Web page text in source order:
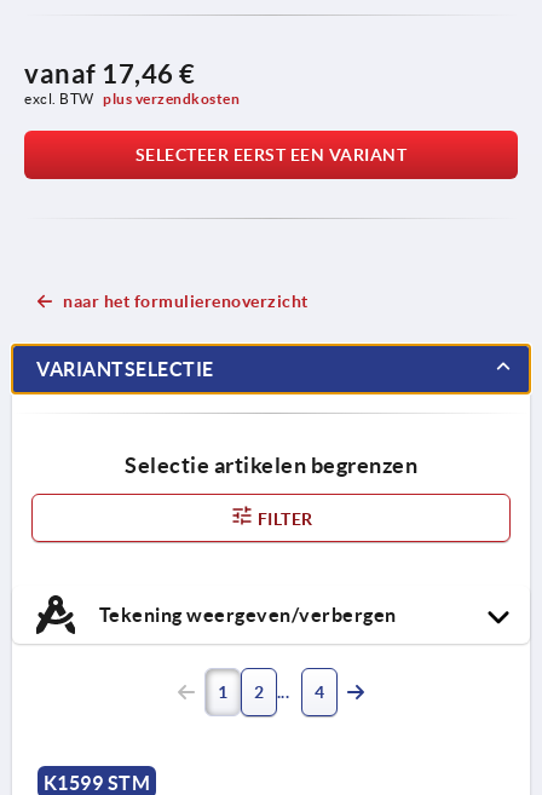
vanaf 17,46 €
excl. BTW plus verzendkosten
SELECTEER EERST EEN VARIANT
naar het formulierenoverzicht
VARIANTSELECTIE
Selectie artikelen begrenzen
FILTER
Tekening weergeven/verbergen
1 2 4
K1599 STM